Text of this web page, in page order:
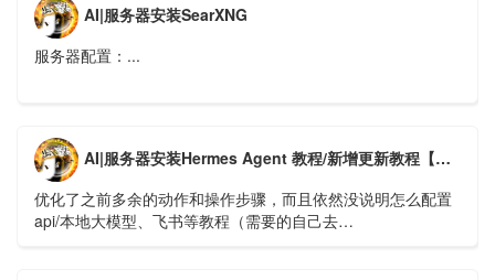
AI|服务器安装SearXNG
服务器配置：...
AI|服务器安装Hermes Agent 教程/新增更新教程【新版】
优化了之前多余的动作和操作步骤，而且依然没说明怎么配置
api/本地大模型、飞书等教程（需要的自己去